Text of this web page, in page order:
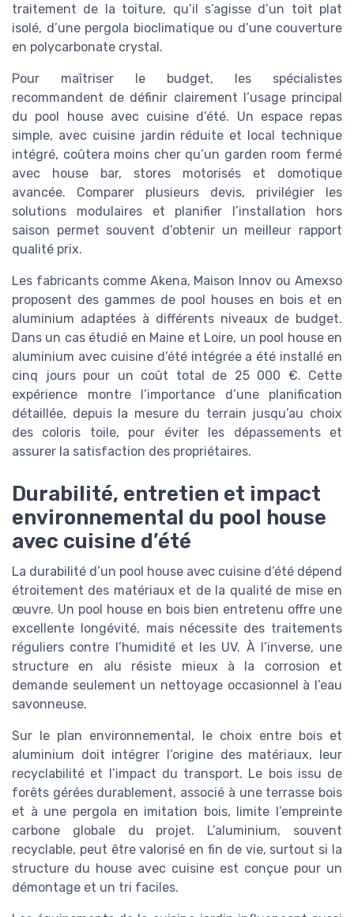
traitement de la toiture, qu’il s’agisse d’un toit plat
isolé, d’une pergola bioclimatique ou d’une couverture
en polycarbonate crystal.
Pour maîtriser le budget, les spécialistes
recommandent de définir clairement l’usage principal
du pool house avec cuisine d’été. Un espace repas
simple, avec cuisine jardin réduite et local technique
intégré, coûtera moins cher qu’un garden room fermé
avec house bar, stores motorisés et domotique
avancée. Comparer plusieurs devis, privilégier les
solutions modulaires et planifier l’installation hors
saison permet souvent d’obtenir un meilleur rapport
qualité prix.
Les fabricants comme Akena, Maison Innov ou Amexso
proposent des gammes de pool houses en bois et en
aluminium adaptées à différents niveaux de budget.
Dans un cas étudié en Maine et Loire, un pool house en
aluminium avec cuisine d’été intégrée a été installé en
cinq jours pour un coût total de 25 000 €. Cette
expérience montre l’importance d’une planification
détaillée, depuis la mesure du terrain jusqu’au choix
des coloris toile, pour éviter les dépassements et
assurer la satisfaction des propriétaires.
Durabilité, entretien et impact
environnemental du pool house
avec cuisine d’été
La durabilité d’un pool house avec cuisine d’été dépend
étroitement des matériaux et de la qualité de mise en
œuvre. Un pool house en bois bien entretenu offre une
excellente longévité, mais nécessite des traitements
réguliers contre l’humidité et les UV. À l’inverse, une
structure en alu résiste mieux à la corrosion et
demande seulement un nettoyage occasionnel à l’eau
savonneuse.
Sur le plan environnemental, le choix entre bois et
aluminium doit intégrer l’origine des matériaux, leur
recyclabilité et l’impact du transport. Le bois issu de
forêts gérées durablement, associé à une terrasse bois
et à une pergola en imitation bois, limite l’empreinte
carbone globale du projet. L’aluminium, souvent
recyclable, peut être valorisé en fin de vie, surtout si la
structure du house avec cuisine est conçue pour un
démontage et un tri faciles.